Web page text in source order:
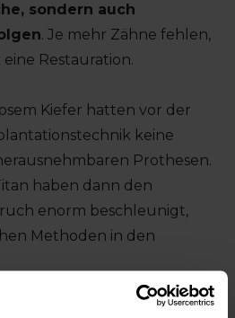
sondern auch
. Je mehr Zähne fehlen,
Restauration.
Kiefer hatten vor der
keine
Prothesen.
haben dann den
enorm beschleunigt,
Methoden in den
haben ergeben, dass fast